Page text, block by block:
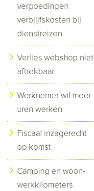
vergoedingen
verblijfskosten bij
dienstreizen
Verlies webshop niet
aftrekbaar
Werknemer wil meer
uren werken
Fiscaal inzagerecht
op komst
Camping en woon-
werkkilometers